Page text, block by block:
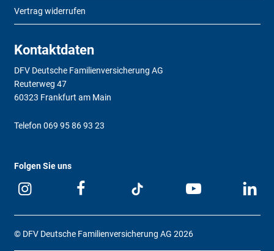
Vertrag widerrufen
Kontaktdaten
DFV Deutsche Familienversicherung AG
Reuterweg 47
60323 Frankfurt am Main
Telefon 069 95 86 93 23
Folgen Sie uns
© DFV Deutsche Familienversicherung AG 2026